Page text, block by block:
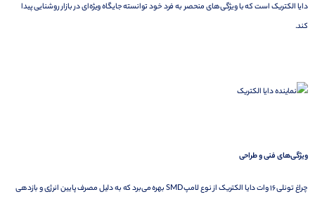
دایا الکتریک است که با ویژگی‌های منحصر به فرد خود توانسته جایگاه ویژه‌ای در بازار روشنایی پیدا
کند.
ویژگی‌های فنی و طراحی
چراغ تونلی 16 وات دایا الکتریک از نوع لامپ SMD بهره می‌برد که به دلیل مصرف پایین انرژی و بازدهی